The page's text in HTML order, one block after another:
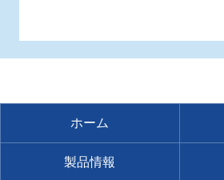
ホーム
製品情報